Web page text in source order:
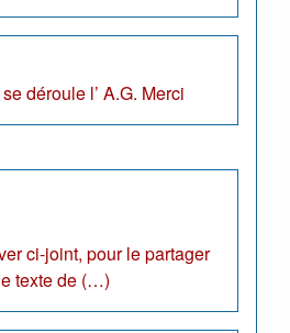
déroule l’ A.G. Merci
ci-joint, pour le partager
texte de (…)